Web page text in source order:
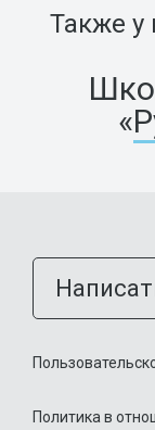
Также у
«
Политика в